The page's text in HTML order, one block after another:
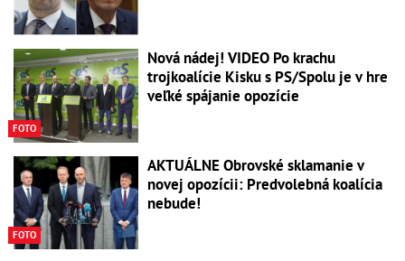
FOTO
Nová nádej! VIDEO Po krachu
trojkoalície Kisku s PS/Spolu je v hre
veľké spájanie opozície
FOTO
AKTUÁLNE Obrovské sklamanie v
novej opozícii: Predvolebná koalícia
nebude!